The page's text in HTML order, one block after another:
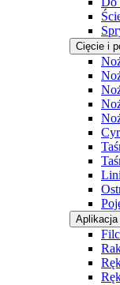
Cięcie i
Aplikacja